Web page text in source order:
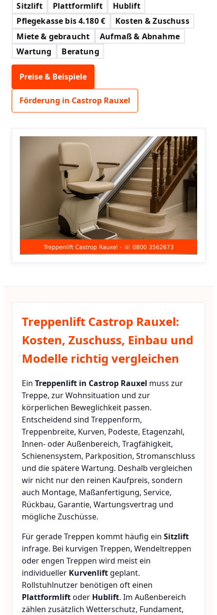
Sitzlift Plattformlift
Hublift
Pflegekasse bis 4.180 €
Kosten & Zuschuss
Miete & gebraucht
Aufmaß & Abnahme
Wartung
Beratung
Preise & Beispiele
Förderung in Castrop Rauxel
Treppenlift Castrop Rauxel:
Kosten, Zuschuss, Einbau und
Modelle richtig vergleichen
Ein Treppenlift in Castrop Rauxel muss zur
Treppe, zur Wohnsituation und zur
körperlichen Beweglichkeit passen.
Entscheidend sind Treppenform,
Treppenbreite, Kurven, Podeste, Etagenzahl,
Innen- oder Außenbereich, Tragfähigkeit,
Schienensystem, Parkposition, Stromanschluss
und die spätere Wartung. Deshalb vergleichen
wir nicht nur den reinen Kaufpreis, sondern
auch Montage, Maßanfertigung, Service,
Rückbau, Garantie, Wartungsvertrag und
mögliche Zuschüsse.
Für gerade Treppen kommt häufig ein Sitzlift
infrage. Bei kurvigen Treppen, Wendeltreppen
oder engen Treppen wird meist ein
individueller Kurvenlift geplant.
Rollstuhlnutzer benötigen oft einen
Plattformliftoder Hublift. Im Außenbereich
zählen zusätzlich Wetterschutz, Fundament,